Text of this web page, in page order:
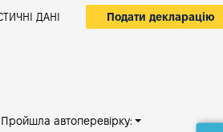
ДАНІ Подати декларацію
Пройшла автоперевірку: